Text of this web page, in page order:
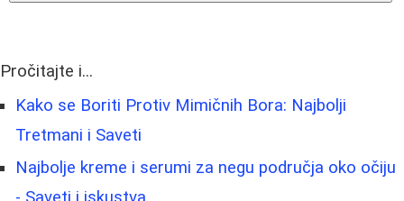
Pročitajte i...
Kako se Boriti Protiv Mimičnih Bora: Najbolji
Tretmani i Saveti
Najbolje kreme i serumi za negu područja oko očiju